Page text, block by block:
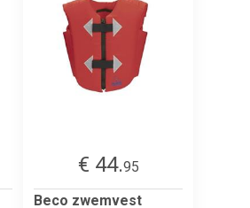
€ 44.95
Beco zwemvest